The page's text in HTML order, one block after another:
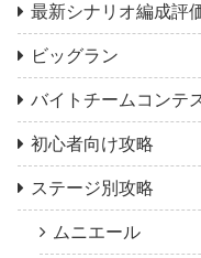
最新シナリオ編成評
ビッグラン
バイトチームコンテ
初心者向け攻略
ステージ別攻略
ムニエール